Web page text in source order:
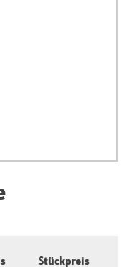
Stückpreis